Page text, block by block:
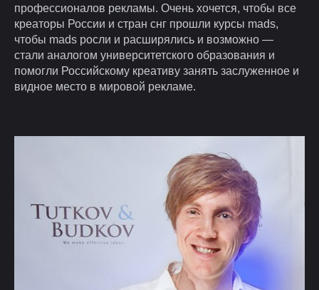
профессионалов рекламы. Очень хочется, чтобы все
креаторы России и стран снг прошли курсы mads,
чтобы mads росли и расширялись и возможно —
стали аналогом университетского образования и
помогли Российскому креативу занять заслуженное и
видное место в мировой рекламе.